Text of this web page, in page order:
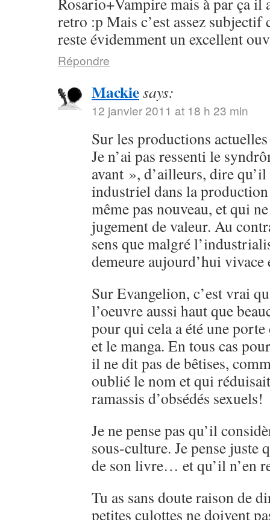
retro :p Mais c’est assez
reste évidemment un excellent
Répondre
Mackiesays:
12 janvier 2011 at 18 h 23 min
Sur les productions
Je n’ai pas ressenti le
avant », d’ailleurs, dire
industriel dans la
même pas nouveau, et qui
jugement de valeur. Au
sens que malgré
demeure aujourd’hui vivace
Sur Evangelion, c’est vrai
l’oeuvre aussi haut que
pour qui cela a été une porte
et le manga. En tous cas
il ne dit pas de bêtises,
oublié le nom et qui
ramassis d’obsédés sexuels!
Je ne pense pas qu’il
sous-culture. Je pense juste
de son livre… et qu’il n’en
Tu as sans doute raison de
petites culottes ne doivent